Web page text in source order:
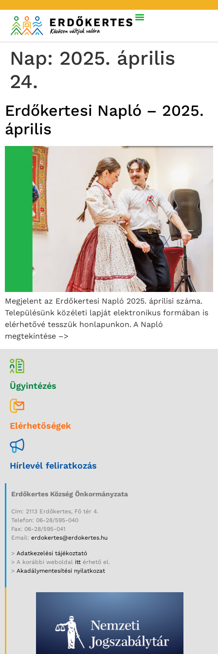
Nap: 2025. április
24.
Erdőkertesi Napló – 2025.
április
Megjelent az Erdőkertesi Napló 2025. áprilisi száma.
Településünk közéleti lapját elektronikus formában is
elérhetővé tesszük honlapunkon. A Napló
megtekintése –>
Ügyintézés
Elérhetőségek
Hírlevél feliratkozás
Erdőkertes Község Önkormányzata
Cím: 2113 Erdőkertes, Fő tér 4.
Telefon: 06-28/595-040
Fax: 06-28/595-041
Email: erdokertes@erdokertes.hu
> Adatkezelési tájékoztató
> A korábbi weboldal itt érhető el.
> Akadálymentesítési nyilatkozat